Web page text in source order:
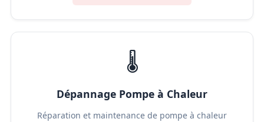
🌡️
Dépannage Pompe à Chaleur
Réparation et maintenance de pompe à chaleur